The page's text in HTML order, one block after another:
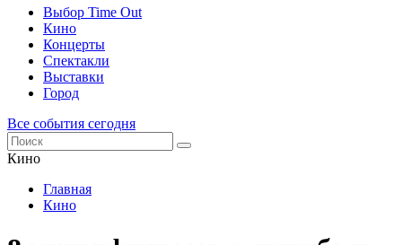
Выбор Time Out
Кино
Концерты
Спектакли
Выставки
Город
Все события сегодня
Кино
Главная
Кино